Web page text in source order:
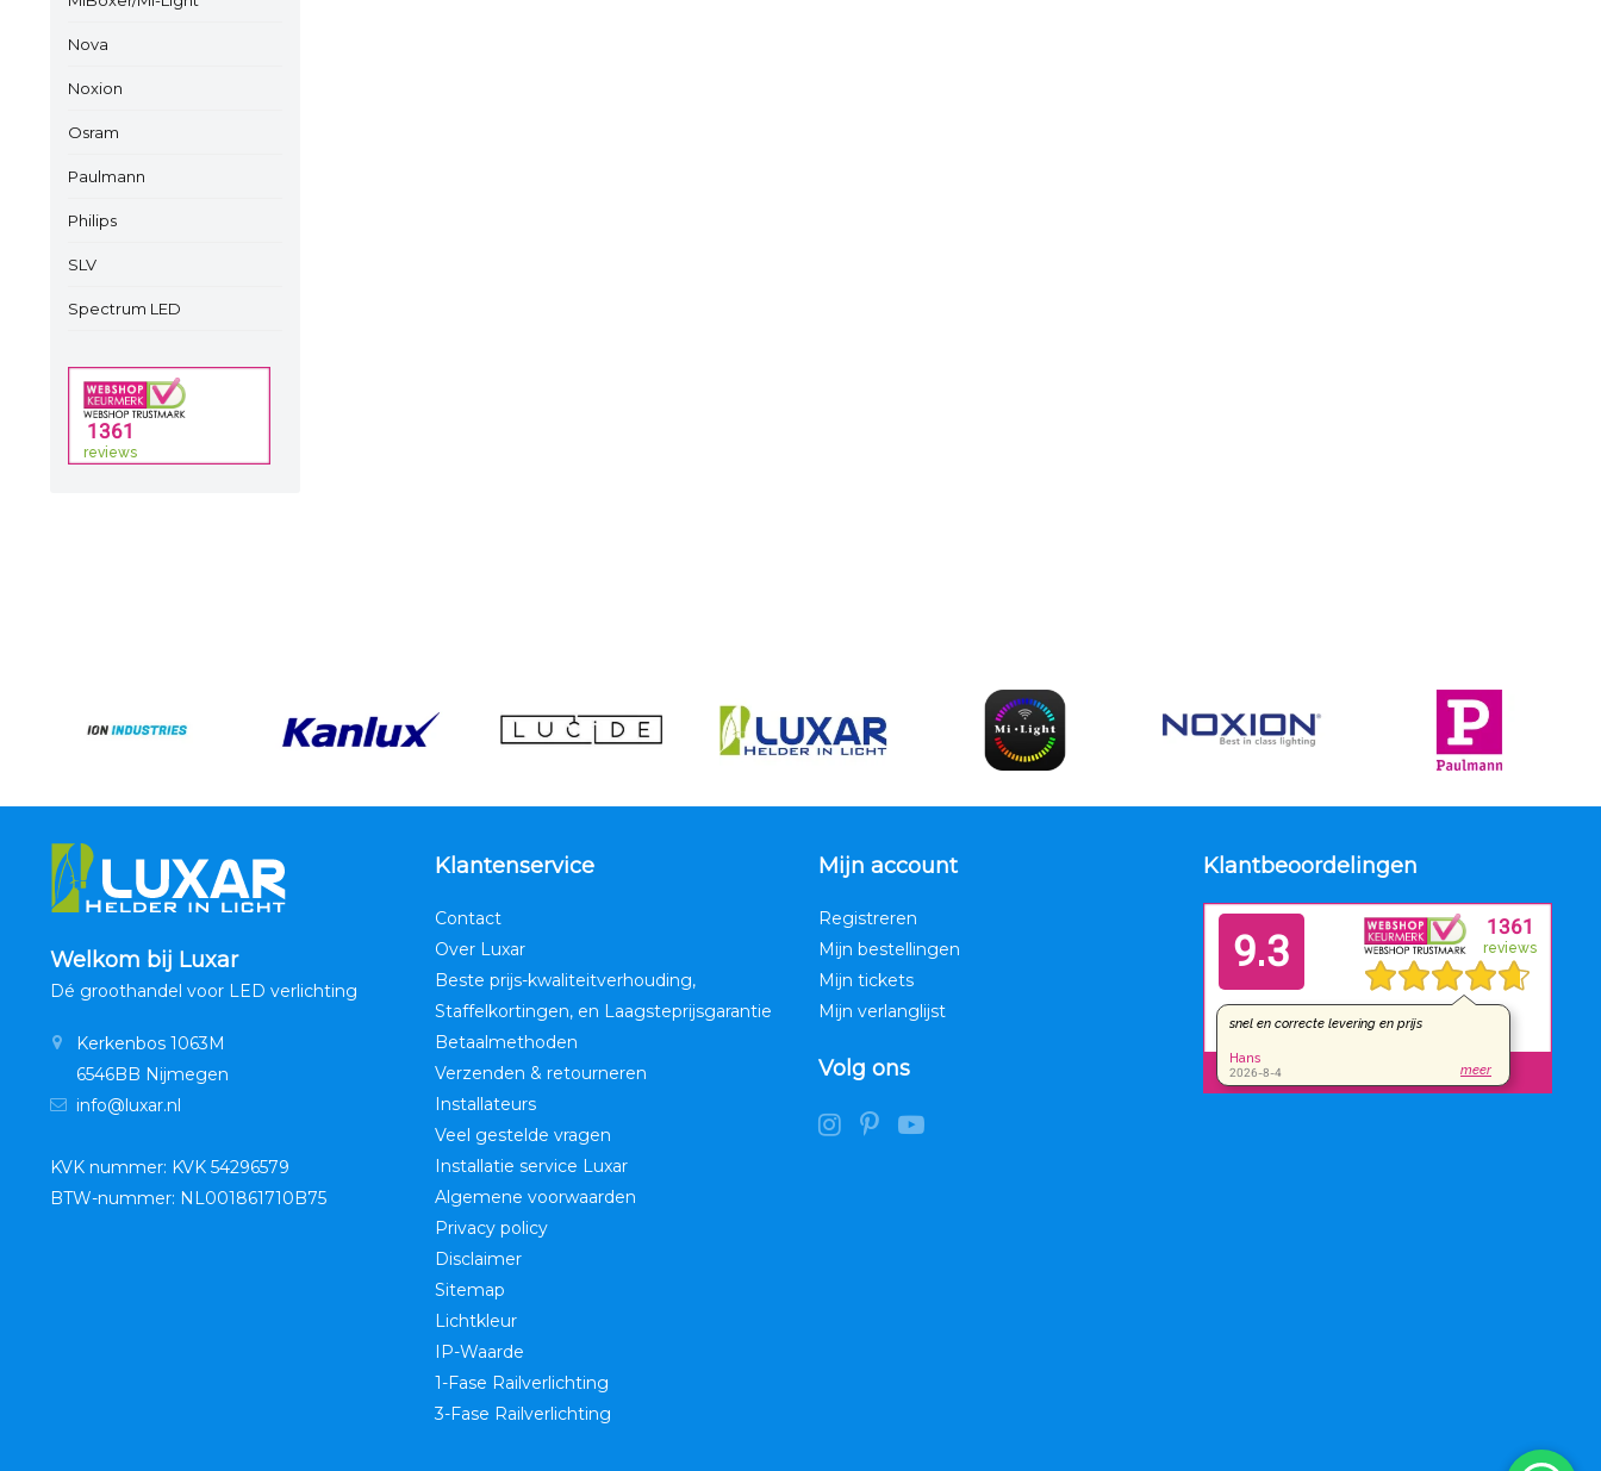
Nova
Noxion
Osram
Paulmann
Philips
SLV
Spectrum LED
Welkom bij Luxar
Dé groothandel voor LED verlichting
Kerkenbos 1063M
6546BB Nijmegen
info@luxar.nl
KVK nummer: KVK 54296579
BTW-nummer: NL001861710B75
Klantenservice
Contact
Over Luxar
Beste prijs-kwaliteitverhouding,
Staffelkortingen, en Laagsteprijsgarantie
Betaalmethoden
Verzenden & retourneren
Installateurs
Veel gestelde vragen
Installatie service Luxar
Algemene voorwaarden
Privacy policy
Disclaimer
Sitemap
Lichtkleur
IP-Waarde
1-Fase Railverlichting
3-Fase Railverlichting
Mijn account
Registreren
Mijn bestellingen
Mijn tickets
Mijn verlanglijst
Volg ons
Klantbeoordelingen